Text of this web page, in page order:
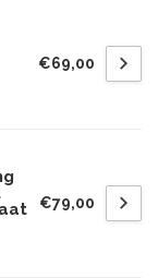
€69,00
€79,00